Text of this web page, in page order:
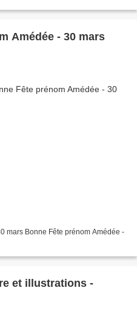
Amédée - 30 mars
mars Bonne Fête prénom Amédée -
et illustrations -